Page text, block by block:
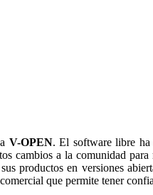
V-OPEN. El software libre ha
cambios a la comunidad
productos en versiones
que permite tener